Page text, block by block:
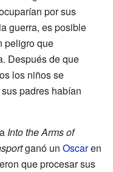
por sus
guerra, es posible
peligro que
Después de que
los niños se
padres habían
Into the Arms of
ganó un Oscaren
que procesar sus